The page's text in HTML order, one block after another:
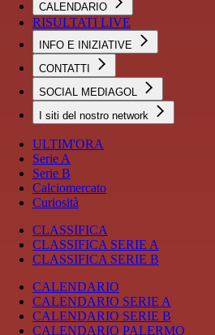
CALENDARIO
RISULTATI LIVE
INFO E INIZIATIVE
CONTATTI
SOCIAL MEDIAGOL
I siti del nostro network
ULTIM'ORA
Serie A
Serie B
Calciomercato
Curiosità
CLASSIFICA
CLASSIFICA SERIE A
CLASSIFICA SERIE B
CALENDARIO
CALENDARIO SERIE A
CALENDARIO SERIE B
CALENDARIO PALERMO